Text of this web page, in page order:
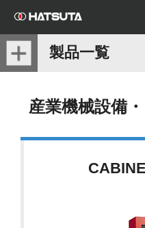
産業機械設備・
製品一覧